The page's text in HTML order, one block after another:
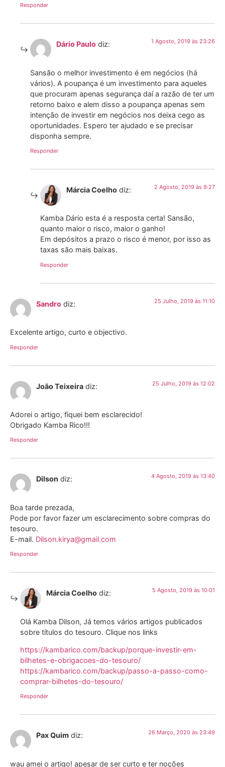
Responder
Dário Paulo diz: 1 Agosto, 2019 às 23:26
Sansão o melhor investimento é em negócios (há
vários). A poupança é um investimento para aqueles
que procuram apenas segurança daí a razão de ter um
retorno baixo e alem disso a poupança apenas sem
intenção de investir em negócios nos deixa cego as
oportunidades. Espero ter ajudado e se precisar
disponha sempre.
Responder
Márcia Coelho diz: 2 Agosto, 2019 às 9:27
Kamba Dário esta é a resposta certa! Sansão,
quanto maior o risco, maior o ganho!
Em depósitos a prazo o risco é menor, por isso as
taxas são mais baixas.
Responder
Sandro diz: 25 Julho, 2019 às 11:10
Excelente artigo, curto e objectivo.
Responder
João Teixeira diz: 25 Julho, 2019 às 12:02
Adorei o artigo, fiquei bem esclarecido!
Obrigado Kamba Rico!!!
Responder
Dilson diz: 4 Agosto, 2019 às 13:40
Boa tarde prezada,
Pode por favor fazer um esclarecimento sobre compras do
tesouro.
E-mail. Dilson.kirya@gmail.com
Responder
Márcia Coelho diz: 5 Agosto, 2019 às 10:01
Olá Kamba Dilson, Já temos vários artigos publicados
sobre títulos do tesouro. Clique nos links
https://kambarico.com/backup/porque-investir-em-
bilhetes-e-obrigacoes-do-tesouro/
https://kambarico.com/backup/passo-a-passo-como-
comprar-bilhetes-do-tesouro/
Responder
Pax Quim diz: 26 Março, 2020 às 23:49
wau amei o artigo! apesar de ser curto e ter noções